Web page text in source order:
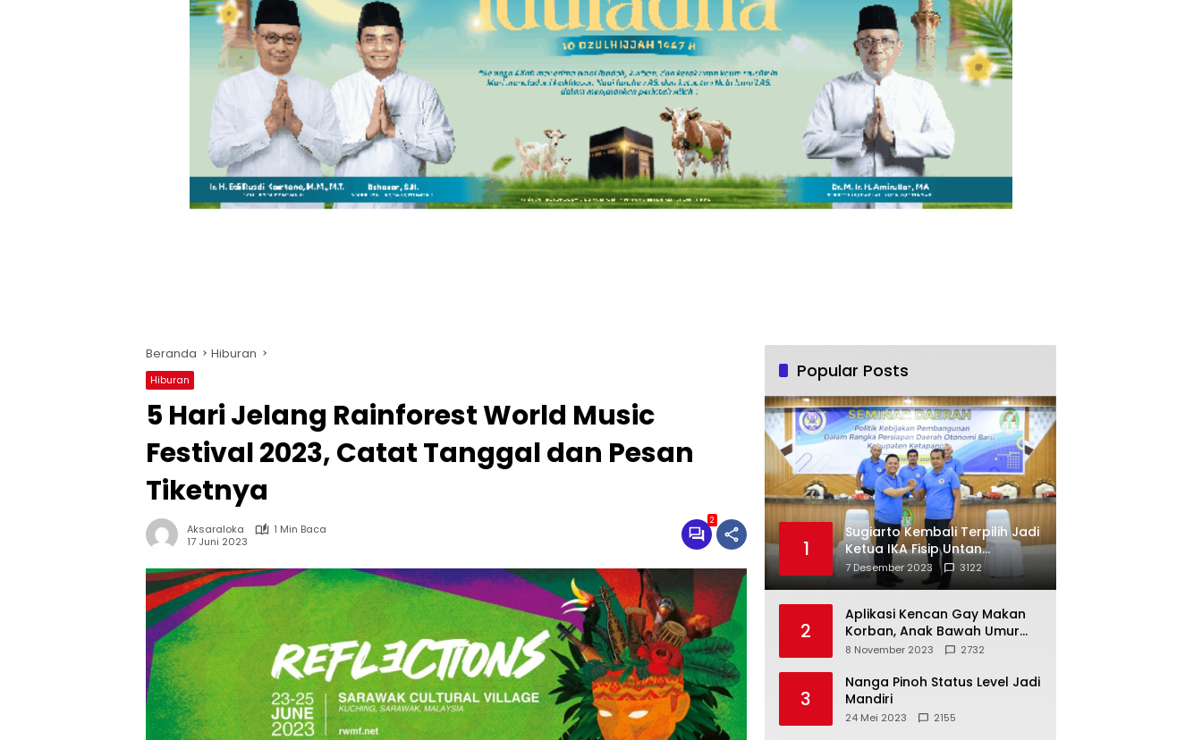
Beranda Hiburan
Hiburan
5 Hari Jelang Rainforest World Music
Festival 2023, Catat Tanggal dan Pesan
Tiketnya
Aksaraloka
1 Min Baca
17 Juni 2023
2
Popular Posts
1
Sugiarto Kembali Terpilih Jadi
Ketua IKA Fisip Untan
Ketapang
7 Desember 2023 3122
2
Aplikasi Kencan Gay Makan
Korban, Anak Bawah Umur
Jadi Korban Persetubuhan
8 November 2023 2732
3
Nanga Pinoh Status Level Jadi
Mandiri
24 Mei 2023 2155